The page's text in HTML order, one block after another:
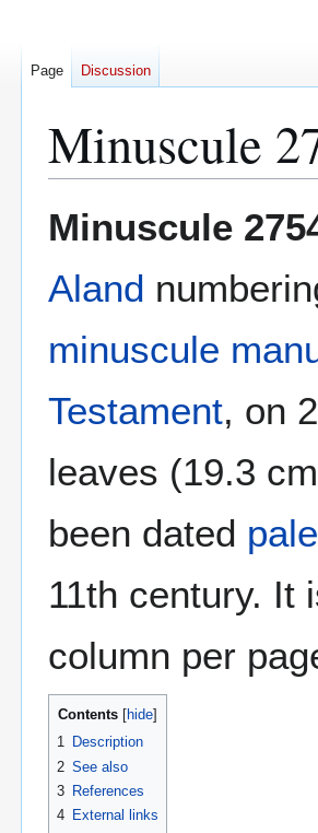
Minuscule
toto
Minuscule
Aland
minuscule
Testament, on
leaves (19.3
been dated
11th century. It
column per
Contents
1 Description
2 See also
3 References
4 External links
Page Discussion